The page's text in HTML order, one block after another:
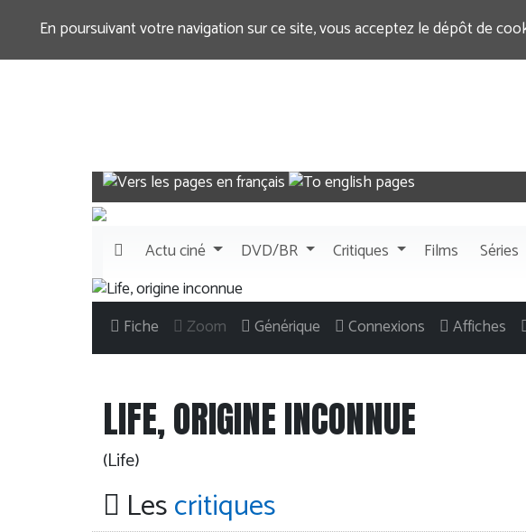
En poursuivant votre navigation sur ce site, vous acceptez le dépôt de
Actuciné DVD/BR Critiques Films Séries
Fiche Zoom Générique Connexions Affiches
LIFE, ORIGINE INCONNUE
(Life)
Lescritiques